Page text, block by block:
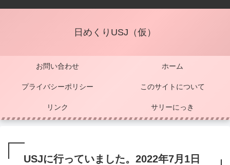
日めくりUSJ（仮）
お問い合わせ ホーム
プライバシーポリシー このサイトについて
リンク サリーにっき
USJに行っていました。2022年7月1日